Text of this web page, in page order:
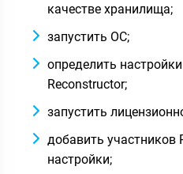
качестве хранилища;
запустить ОС;
определить
Reconstructor;
запустить
добавить участников
настройки;